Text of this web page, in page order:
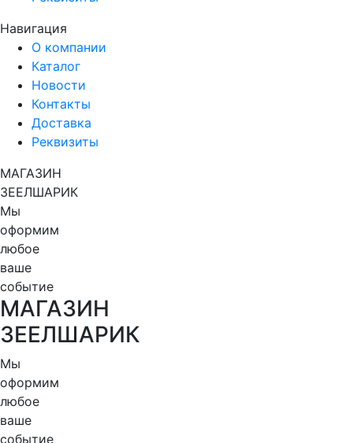
Навигация
О компании
Каталог
Новости
Контакты
Доставка
Реквизиты
МАГАЗИН
ЗЕЕЛШАРИК
Мы
оформим
любое
ваше
событие
МАГАЗИН
ЗЕЕЛШАРИК
Мы
оформим
любое
ваше
событие